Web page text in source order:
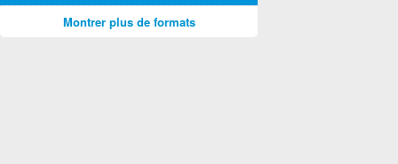
Montrer plus de formats